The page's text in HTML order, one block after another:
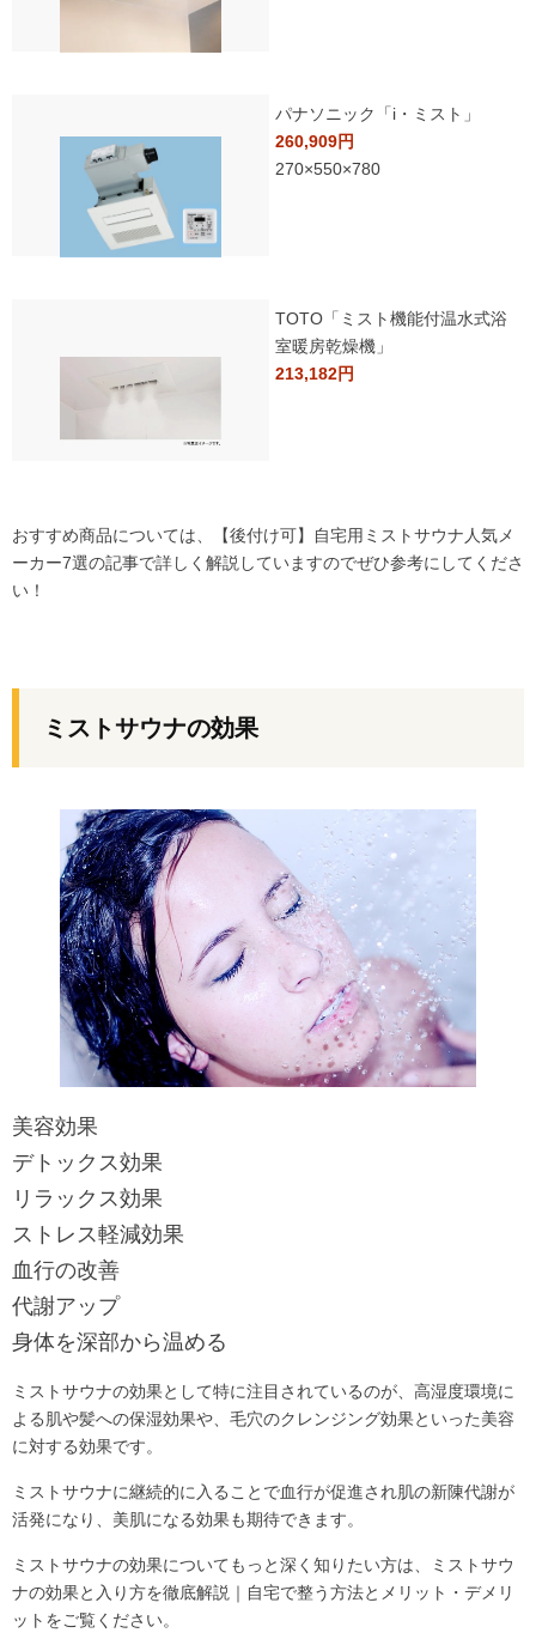
パナソニック「i・ミスト」
260,909円
270×550×780
TOTO「ミスト機能付温水式浴
室暖房乾燥機」
213,182円
おすすめ商品については、
【後付け可】自宅用ミストサウナ人気メ
ーカー7選の記事で詳しく解説していますのでぜひ参考にしてくださ
い！
ミストサウナの効果
美容効果
デトックス効果
リラックス効果
ストレス軽減効果
血行の改善
代謝アップ
身体を深部から温める
ミストサウナの効果として特に注目されているのが、高湿度環境に
よる肌や髪への保湿効果や、毛穴のクレンジング効果といった美容
に対する効果です。
ミストサウナに継続的に入ることで血行が促進され肌の新陳代謝が
活発になり、美肌になる効果も期待できます。
ミストサウナの効果についてもっと深く知りたい方は、
ミストサウ
ナの効果と入り方を徹底解説｜自宅で整う方法とメリット・デメリ
ット をご覧ください。